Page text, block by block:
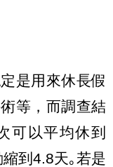
是用來休長假
等，而調查結
可以平均休到
到4.8天｡若是